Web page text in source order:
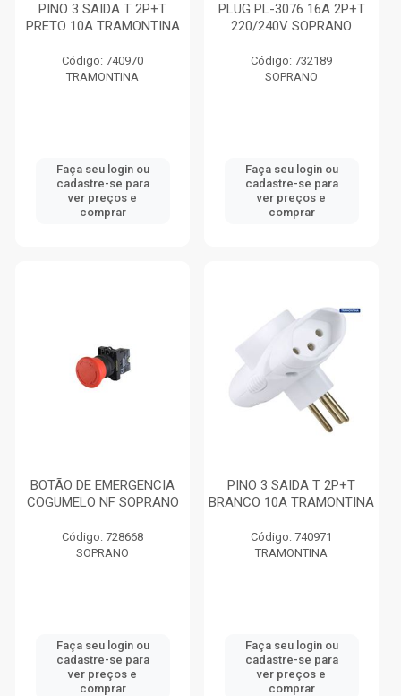
PINO 3 SAIDA T 2P+T
PRETO 10A TRAMONTINA
Código: 740970
TRAMONTINA
Faça seu login ou
cadastre-se para
ver preços e
comprar
PLUG PL-3076 16A 2P+T
220/240V SOPRANO
Código: 732189
SOPRANO
Faça seu login ou
cadastre-se para
ver preços e
comprar
BOTÃO DE EMERGENCIA
COGUMELO NF SOPRANO
Código: 728668
SOPRANO
Faça seu login ou
cadastre-se para
ver preços e
comprar
PINO 3 SAIDA T 2P+T
BRANCO 10A TRAMONTINA
Código: 740971
TRAMONTINA
Faça seu login ou
cadastre-se para
ver preços e
comprar